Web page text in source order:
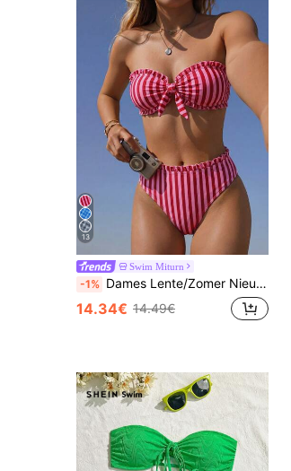
13
Swim Miturn
-1% Dames Lente/Zomer Nieuwe Gestreepte Bloemen Kant Strapless Bikini 2-Delige Set, Afneembare Band Vakantie, Resort Wear Strand, Vacationcore
14.34€ 14.49€